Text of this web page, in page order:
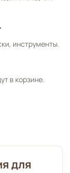
инструменты.
в корзине.
для